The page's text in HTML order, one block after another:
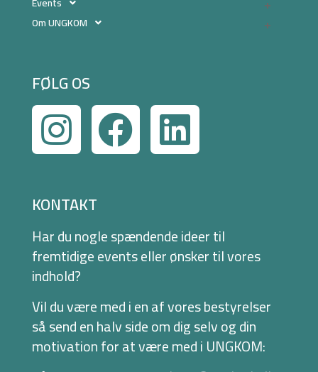
Om UNGKOM
FØLG OS
KONTAKT
Har du nogle spændende ideer til
fremtidige events eller ønsker til vores
indhold?
Vil du være med i en af vores bestyrelser
så send en halv side om dig selv og din
motivation for at være med i UNGKOM: